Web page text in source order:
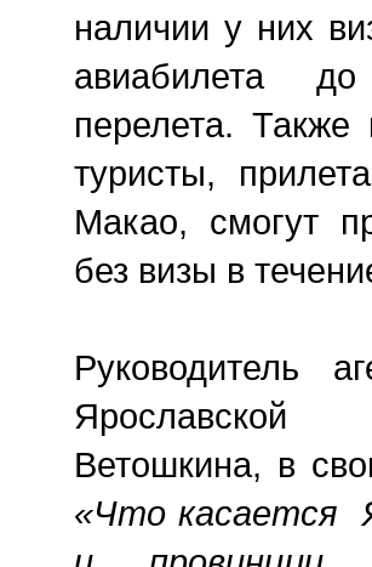
наличии у них
авиабилета
перелета.
туристы,
Макао, смогут
без визы в
Руководитель
Ветошкина, в
«Что касается